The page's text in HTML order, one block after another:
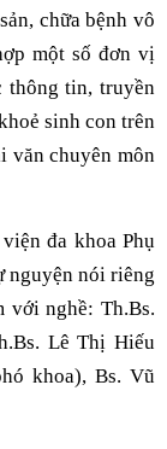
chữa bệnh vô
một số đơn vị
thông tin, truyền
sinh con trên
văn chuyên môn
đa khoa Phụ
nguyện nói riêng
với nghề: Th.Bs.
Lê Thị Hiếu
khoa), Bs. Vũ